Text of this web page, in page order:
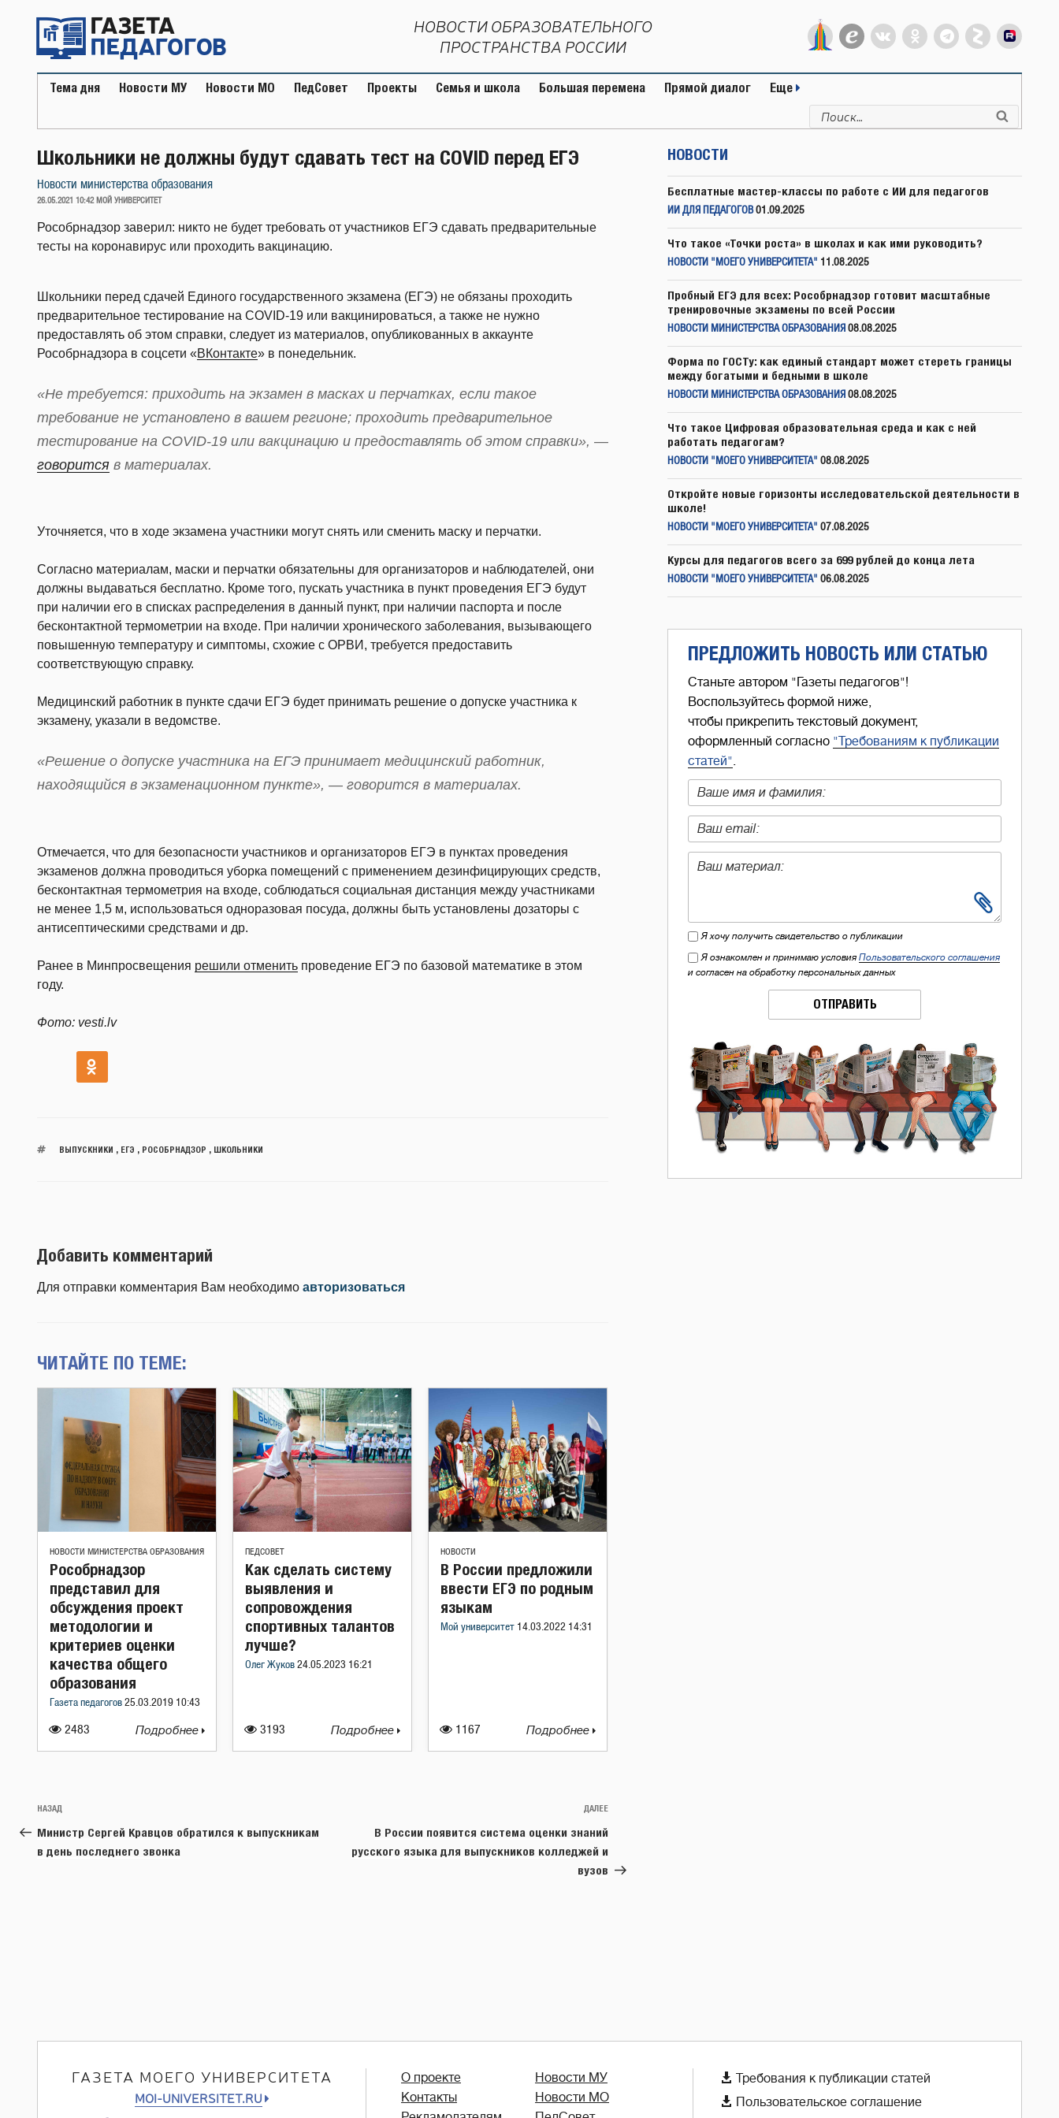
содержимому
НОВОСТИ ОБРАЗОВАТЕЛЬНОГО
ПРОСТРАНСТВА РОССИИ
Тема дня Новости МУ Новости МО ПедСовет Проекты Семья и школа Большая перемена Прямой диалог Еще
Искать:
Школьники не должны будут сдавать тест на COVID перед ЕГЭ
Новости министерства образования
ОПУБЛИКОВАНО
26.05.2021 10:42 МОЙ УНИВЕРСИТЕТ
Рособрнадзор заверил: никто не будет требовать от участников ЕГЭ сдавать предварительные
тесты на коронавирус или проходить вакцинацию.
Школьники перед сдачей Единого государственного экзамена (ЕГЭ) не обязаны проходить
предварительное тестирование на COVID-19 или вакцинироваться, а также не нужно
предоставлять об этом справки, следует из материалов, опубликованных в аккаунте
Рособрнадзора в соцсети «ВКонтакте» в понедельник.
«Не требуется: приходить на экзамен в масках и перчатках, если такое
требование не установлено в вашем регионе; проходить предварительное
тестирование на COVID-19 или вакцинацию и предоставлять об этом справки», —
говорится в материалах.
Уточняется, что в ходе экзамена участники могут снять или сменить маску и перчатки.
Согласно материалам, маски и перчатки обязательны для организаторов и наблюдателей, они
должны выдаваться бесплатно. Кроме того, пускать участника в пункт проведения ЕГЭ будут
при наличии его в списках распределения в данный пункт, при наличии паспорта и после
бесконтактной термометрии на входе. При наличии хронического заболевания, вызывающего
повышенную температуру и симптомы, схожие с ОРВИ, требуется предоставить
соответствующую справку.
Медицинский работник в пункте сдачи ЕГЭ будет принимать решение о допуске участника к
экзамену, указали в ведомстве.
«Решение о допуске участника на ЕГЭ принимает медицинский работник,
находящийся в экзаменационном пункте», — говорится в материалах.
Отмечается, что для безопасности участников и организаторов ЕГЭ в пунктах проведения
экзаменов должна проводиться уборка помещений с применением дезинфицирующих средств,
бесконтактная термометрия на входе, соблюдаться социальная дистанция между участниками
не менее 1,5 м, использоваться одноразовая посуда, должны быть установлены дозаторы с
антисептическими средствами и др.
Ранее в Минпросвещения решили отменить проведение ЕГЭ по базовой математике в этом
году.
Фото: vesti.lv
ВЫПУСКНИКИ ЕГЭ РОСОБРНАДЗОР ШКОЛЬНИКИ
Добавить комментарий
Для отправки комментария Вам необходимо авторизоваться
ЧИТАЙТЕ ПО ТЕМЕ:
НОВОСТИ МИНИСТЕРСТВА ОБРАЗОВАНИЯ
2483
Рособрнадзор
представил для
обсуждения проект
методологии и
критериев оценки
качества общего
образования
Газета педагогов 25.03.2019 10:43
Подробнее
ПЕДСОВЕТ
3193
Как сделать систему
выявления и
сопровождения
спортивных талантов
лучше?
Олег Жуков 24.05.2023 16:21
Подробнее
НОВОСТИ
1167
В России предложили
ввести ЕГЭ по родным
языкам
Мой университет 14.03.2022 14:31
Подробнее
Навигация
по
записям
Предыдущая
запись:
НАЗАД
Министр Сергей Кравцов обратился к выпускникам
в день последнего звонка
Следующая
ДАЛЕЕ
В России появится система оценки знаний
русского языка для выпускников колледжей и
вузов
НОВОСТИ
Бесплатные мастер-классы по работе с ИИ для педагогов
ИИ ДЛЯ ПЕДАГОГОВ 01.09.2025
Что такое «Точки роста» в школах и как ими руководить?
НОВОСТИ "МОЕГО УНИВЕРСИТЕТА" 11.08.2025
Пробный ЕГЭ для всех: Рособрнадзор готовит масштабные
тренировочные экзамены по всей России
НОВОСТИ МИНИСТЕРСТВА ОБРАЗОВАНИЯ 08.08.2025
Форма по ГОСТу: как единый стандарт может стереть границы
между богатыми и бедными в школе
НОВОСТИ МИНИСТЕРСТВА ОБРАЗОВАНИЯ 08.08.2025
Что такое Цифровая образовательная среда и как с ней
работать педагогам?
НОВОСТИ "МОЕГО УНИВЕРСИТЕТА" 08.08.2025
Откройте новые горизонты исследовательской деятельности в
школе!
НОВОСТИ "МОЕГО УНИВЕРСИТЕТА" 07.08.2025
Курсы для педагогов всего за 699 рублей до конца лета
НОВОСТИ "МОЕГО УНИВЕРСИТЕТА" 06.08.2025
ПРЕДЛОЖИТЬ НОВОСТЬ ИЛИ СТАТЬЮ
Станьте автором "Газеты педагогов"!
Воспользуйтесь формой ниже,
чтобы прикрепить текстовый документ,
оформленный согласно "Требованиям к публикации
статей".
Я хочу получить свидетельство о публикации
Я ознакомлен и принимаю условия Пользовательского соглашения
и согласен на обработку персональных данных
ОТПРАВИТЬ
ГАЗЕТА МОЕГО УНИВЕРСИТЕТА
MOI-UNIVERSITET.RU
О проекте
Контакты
Новости МУ
Новости МО
 Требования к публикации статей
 Пользовательское соглашение